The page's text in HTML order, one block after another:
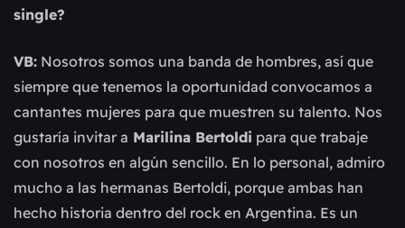
single?
VB: Nosotros somos una banda de hombres, así que
siempre que tenemos la oportunidad convocamos a
cantantes mujeres para que muestren su talento. Nos
gustaría invitar a Marilina Bertoldi para que trabaje
con nosotros en algún sencillo. En lo personal, admiro
mucho a las hermanas Bertoldi, porque ambas han
hecho historia dentro del rock en Argentina. Es un